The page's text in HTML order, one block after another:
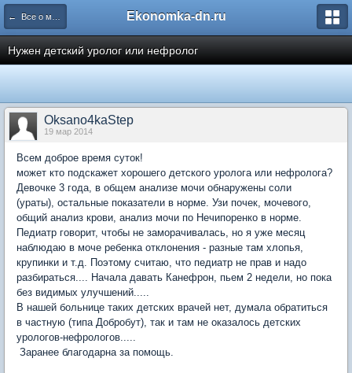
← Все о медицине и здравоохранении Ekonomka-dn.ru
Нужен детский уролог или нефролог
Oksano4kaStep
19 мар 2014
Всем доброе время суток!
может кто подскажет хорошего детского уролога или нефролога?
Девочке 3 года, в общем анализе мочи обнаружены соли
(ураты), остальные показатели в норме. Узи почек, мочевого,
общий анализ крови, анализ мочи по Нечипоренко в норме.
Педиатр говорит, чтобы не заморачивалась, но я уже месяц
наблюдаю в моче ребенка отклонения - разные там хлопья,
крупинки и т.д. Поэтому считаю, что педиатр не прав и надо
разбираться.... Начала давать Канефрон, пьем 2 недели, но пока
без видимых улучшений.....
В нашей больнице таких детских врачей нет, думала обратиться
в частную (типа Добробут), так и там не оказалось детских
урологов-нефрологов.....
Заранее благодарна за помощь.